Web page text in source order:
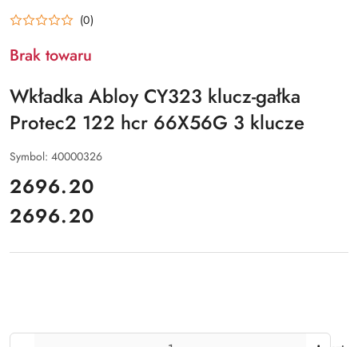
(0)
Brak towaru
Wkładka Abloy CY323 klucz-gałka
Protec2 122 hcr 66X56G 3 klucze
Symbol: 40000326
cena:
2696.20
Cena:
2696.20